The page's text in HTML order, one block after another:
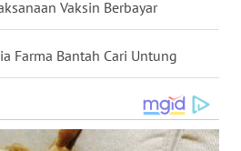
Vaksin Berbayar
Farma Bantah Cari Untung